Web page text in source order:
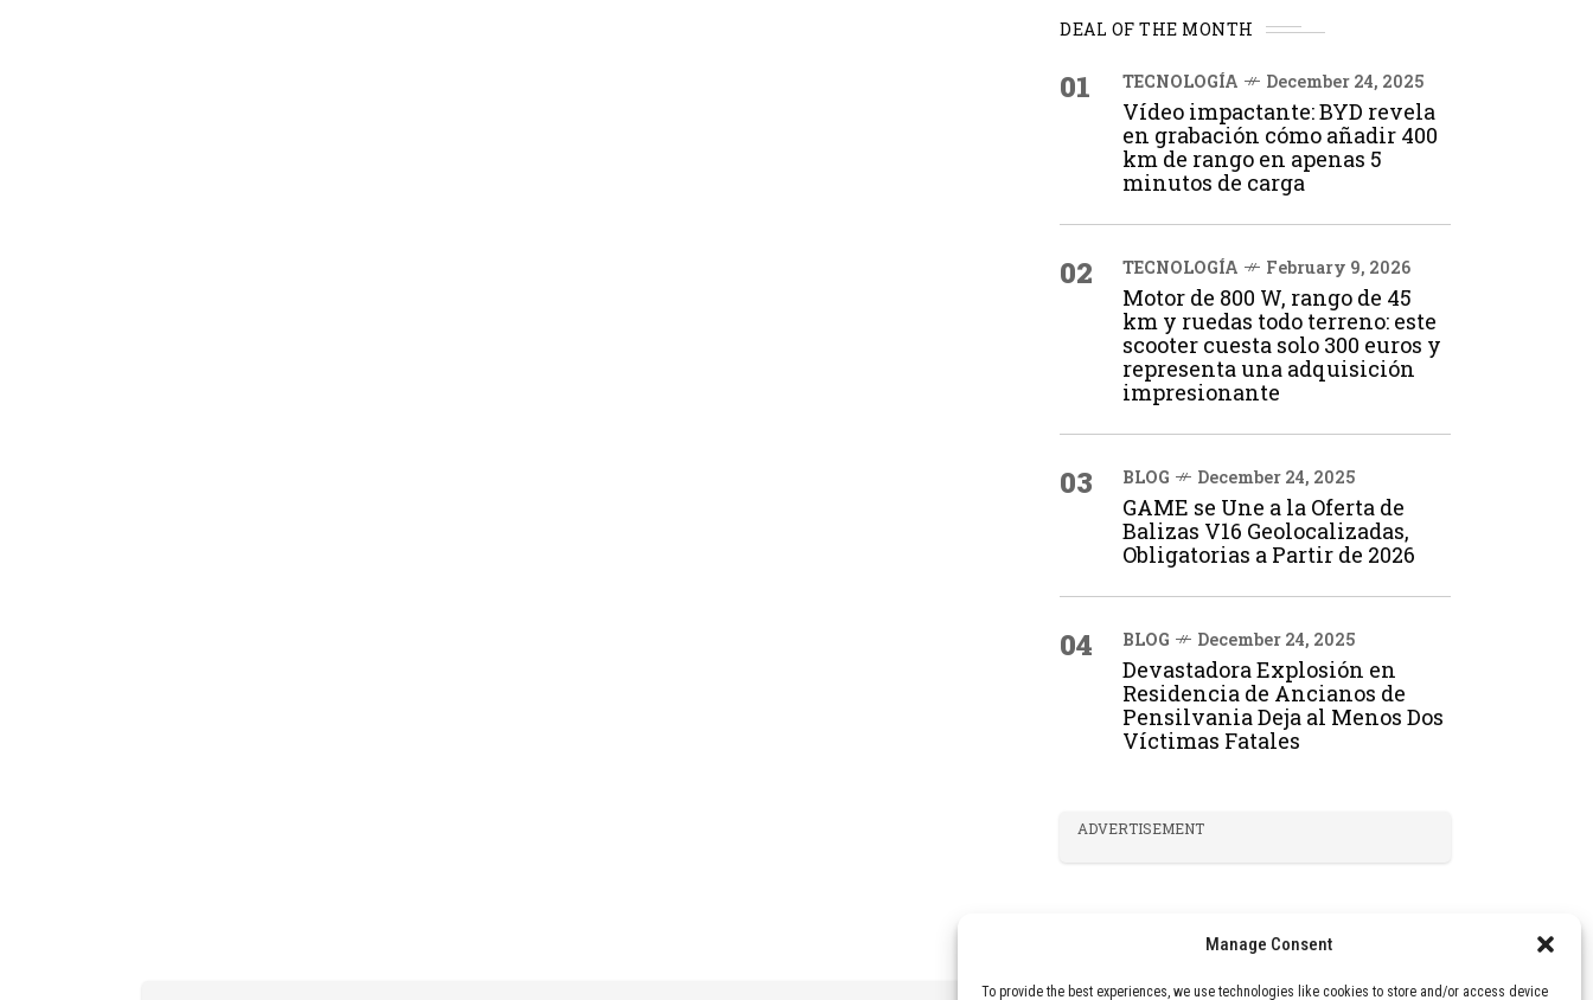
Manage Consent
To provide the best experiences, we use technologies like cookies to store and/or access device
DEAL OF THE MONTH
01 TECNOLOGÍA December 24, 2025
Vídeo impactante: BYD revela
en grabación cómo añadir 400
km de rango en apenas 5
minutos de carga
02 TECNOLOGÍA February 9, 2026
Motor de 800 W, rango de 45
km y ruedas todo terreno: este
scooter cuesta solo 300 euros y
representa una adquisición
impresionante
03 BLOG December 24, 2025
GAME se Une a la Oferta de
Balizas V16 Geolocalizadas,
Obligatorias a Partir de 2026
04 BLOG December 24, 2025
Devastadora Explosión en
Residencia de Ancianos de
Pensilvania Deja al Menos Dos
Víctimas Fatales
ADVERTISEMENT